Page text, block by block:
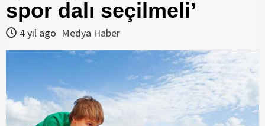
spor dalı seçilmeli’
4 yıl ago Medya Haber